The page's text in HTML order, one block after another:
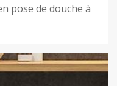
pose de douche à